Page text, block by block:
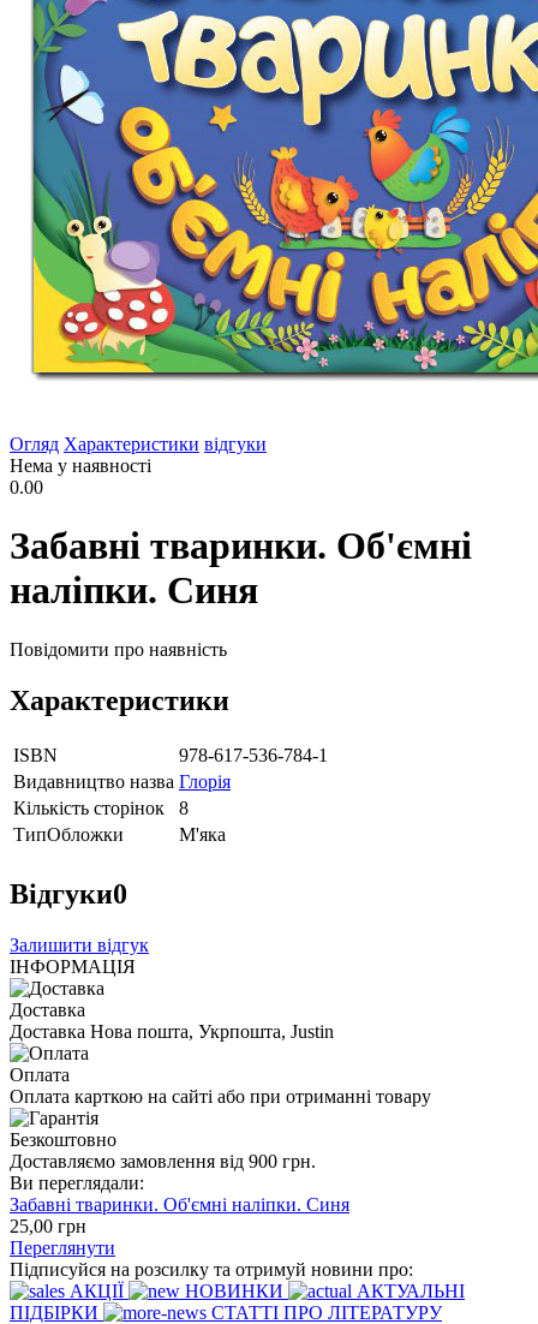
Огляд Характеристики відгуки
Нема у наявності
0.00
Забавні тваринки. Об'ємні
наліпки. Синя
Повідомити про наявність
Характеристики
ISBN
978-617-536-784-1
Видавництво назва Глорія
Кількість сторінок
8
ТипОбложки
М'яка
Відгуки0
Залишити відгук
ІНФОРМАЦІЯ
Доставка
Доставка Нова пошта, Укрпошта, Justin
Оплата
Оплата карткою на сайті або при отриманні товару
Безкоштовно
Доставляємо замовлення від 900 грн.
Ви переглядали:
Забавні тваринки. Об'ємні наліпки. Синя
25,00 грн
Переглянути
Підписуйся на розсилку та отримуй новини про:
АКЦІЇ
НОВИНКИ
АКТУАЛЬНІ
ПІДБІРКИ
СТАТТІ ПРО ЛІТЕРАТУРУ